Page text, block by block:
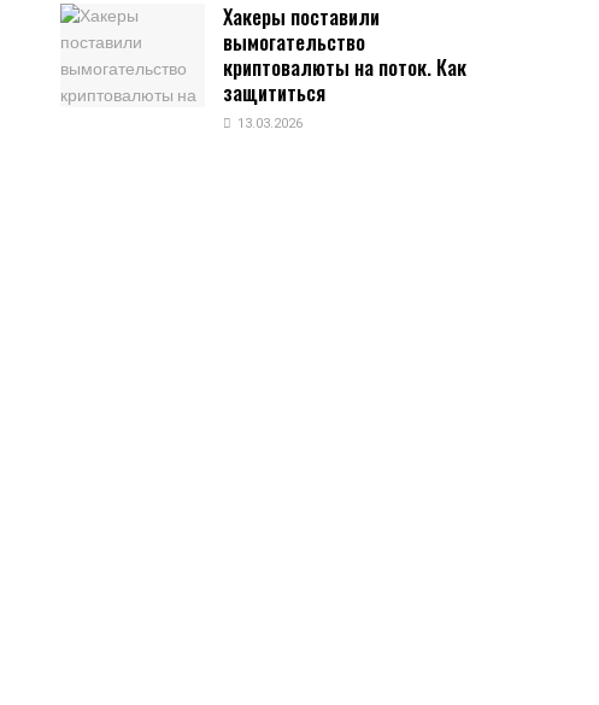
Хакеры поставили
вымогательство
криптовалюты на поток. Как
защититься
13.03.2026